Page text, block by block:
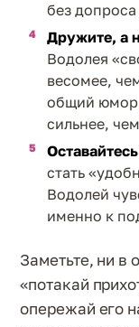
без
Дружите, а
Водолея
весомее,
общий
сильнее,
стать
Водолей
именно к
Заметьте, ни в
«потакай
опережай его